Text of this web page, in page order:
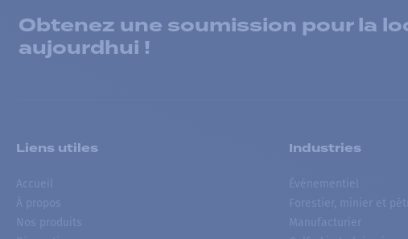
Obtenez une soumission pour la
aujourdhui !
Liens utiles
Accueil
À propos
Nos produits
Industries
Événementiel
Forestier, minier et
Manufacturier